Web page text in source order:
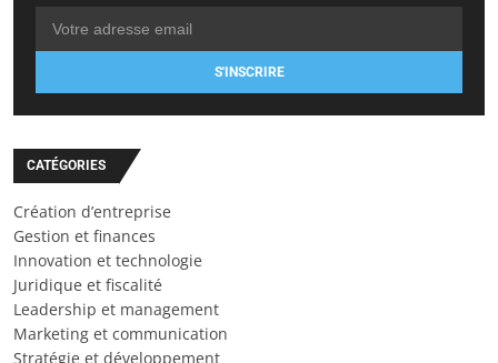
S'INSCRIRE
CATÉGORIES
Création d’entreprise
Gestion et finances
Innovation et technologie
Juridique et fiscalité
Leadership et management
Marketing et communication
Stratégie et développement